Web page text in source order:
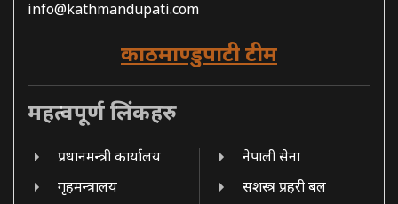
info@kathmandupati.com
काठमाण्डुपाटी टीम
महत्वपूर्ण लिंकहरु
प्रधानमन्त्री कार्यालय
गृहमन्त्रालय
नेपाली सेना
सशस्त्र प्रहरी बल